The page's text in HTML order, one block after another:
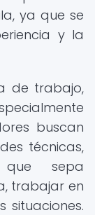
ya que se
y la
de trabajo,
buscan
técnicas,
sepa
trabajar en
situaciones.